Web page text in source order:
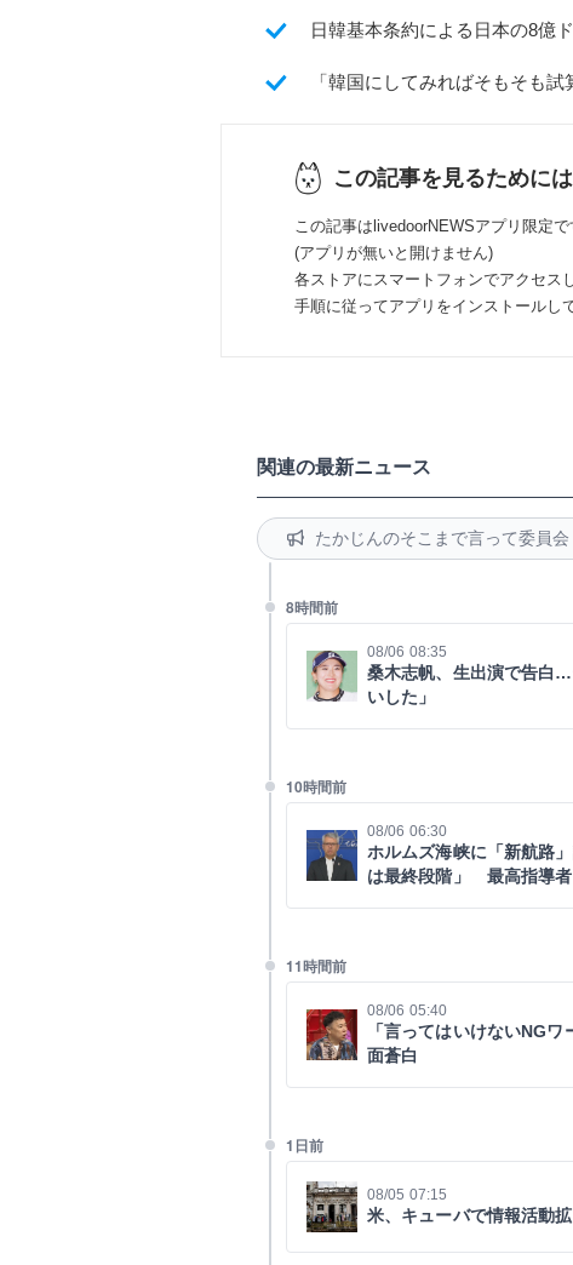
日韓基本条約による日本の8億
「韓国にしてみればそもそも
この記事を見るためには
この記事はlivedoorNEWSアプリ限定で
(アプリが無いと開けません)
各ストアにスマートフォンでアクセスし
手順に従ってアプリをインストールし
関連の最新ニュース
たかじんのそこまで言って委員会
8時間前
08/06 08:35
桑木志帆、生出演で告白
いした」
10時間前
08/06 06:30
ホルムズ海峡に「新航路
は最終段階」 最高指導
11時間前
08/06 05:40
「言ってはいけないNG
面蒼白
1日前
08/05 07:15
米、キューバで情報活動